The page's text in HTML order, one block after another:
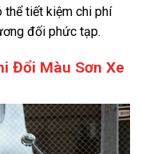
thể tiết kiệm chi phí
đối phức tạp.
Đổi Màu Sơn Xe